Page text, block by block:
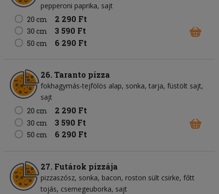
pepperoni paprika sajt
20 cm
2 290 Ft
30 cm 3 590 Ft
50 cm 6 290 Ft
26. Taranto pizza
fokhagymás-tejfölös alap sonka tarja füstölt sajt
sajt
20 cm
2 290 Ft
30 cm 3 590 Ft
50 cm 6 290 Ft
27. Futárok pizzája
pizzaszósz sonka bacon roston sült csirke főtt
tojás csemegeuborka sajt